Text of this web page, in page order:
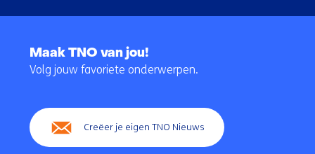
navigatie
Maak TNO van jou!
Volg jouw favoriete onderwerpen.
Creëer je eigen TNO Nieuws